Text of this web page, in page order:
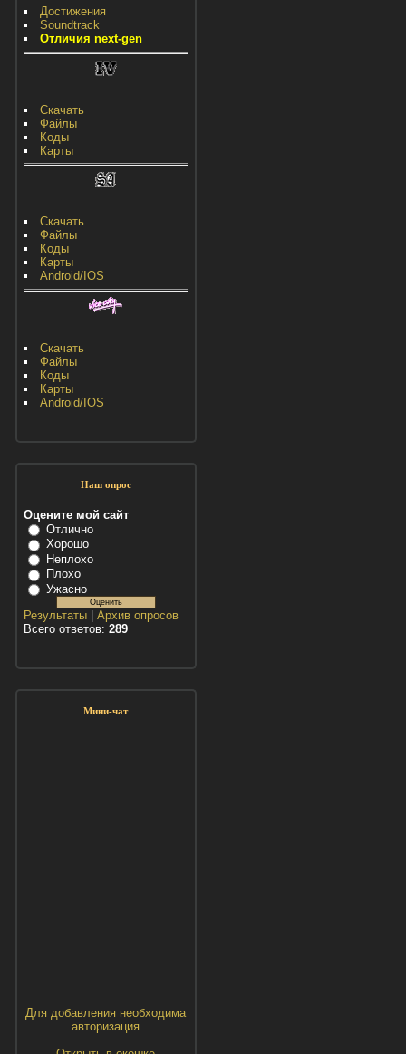
Достижения
Soundtrack
Отличия next-gen
Скачать
Файлы
Коды
Карты
Скачать
Файлы
Коды
Карты
Android/IOS
Скачать
Файлы
Коды
Карты
Android/IOS
Наш опрос
Оцените мой сайт
Отлично
Хорошо
Неплохо
Плохо
Ужасно
Результаты| Архив опросов
Всего ответов: 289
Мини-чат
Для добавления необходима
авторизация